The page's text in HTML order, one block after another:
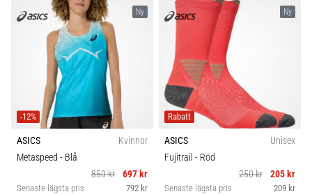
Ny
-12%
ASICS
Kvinnor
Metaspeed - Blå
850 kr
697 kr
Senaste lägsta pris 792 kr
Ny
Rabatt
ASICS
Unisex
Fujitrail - Röd
250 kr
205 kr
Senaste lägsta pris 209 kr